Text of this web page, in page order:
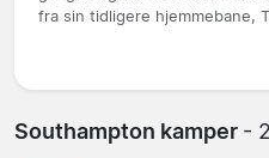
fra sin tidligere hjemmebane,
Southampton kamper -